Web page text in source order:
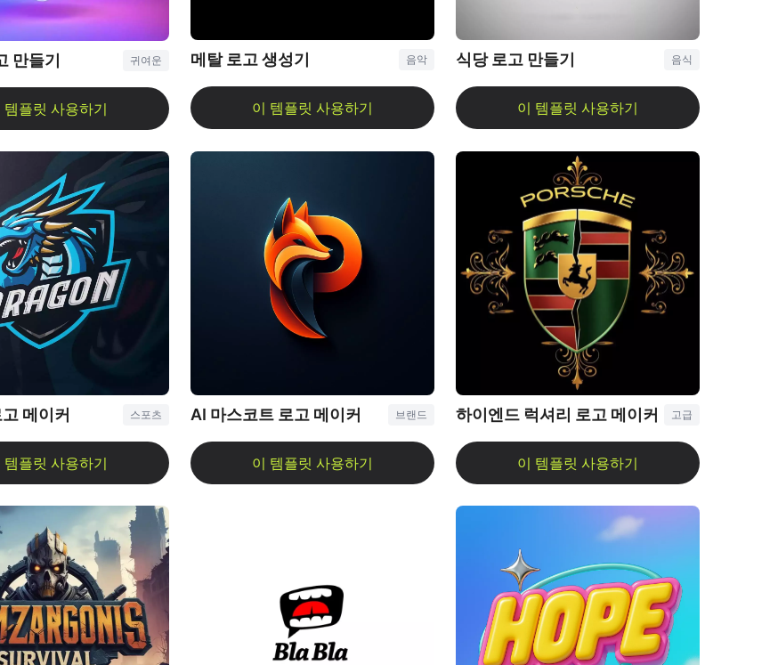
만들기 귀여운 메탈 로고 생성기 음악 식당 로고 만들기 음식
메이커 스포츠 AI 마스코트 로고 메이커 브랜드 하이엔드 럭셔리 로고 메이커 고급